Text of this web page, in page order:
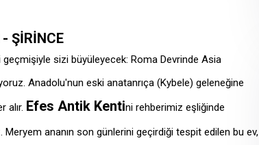
ŞİRİNCE
geçmişiyle sizi büyüleyecek: Roma Devrinde Asia
Anadolu'nun eski anatanrıça (Kybele) geleneğine
alır. Efes Antik Kentini rehberimiz eşliğinde
Meryem ananın son günlerini geçirdiği tespit edilen bu ev,